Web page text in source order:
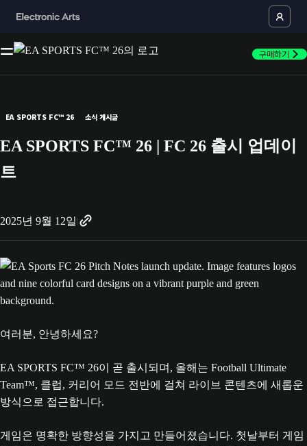
구매하기
EA SPORTS FC™ 26 소식 게시글
EA SPORTS FC™ 26 | FC 26 출시 업데이
트
2025년 9월 12일
여러분, 안녕하세요?
EA SPORTS FC™ 26이 곧 출시되며, 올해는 Football Ultimate
Team™, 클럽, 커리어 모드 전반에 걸쳐 라이브 콘텐츠에 새롭운
방식으로 접근합니다.
게임은 명확한 방향성을 가지고 만들어졌습니다. 첫날부터 게임